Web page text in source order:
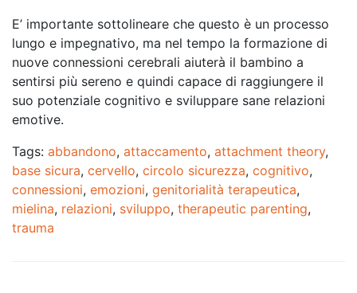
E’ importante sottolineare che questo è un processo
lungo e impegnativo, ma nel tempo la formazione di
nuove connessioni cerebrali aiuterà il bambino a
sentirsi più sereno e quindi capace di raggiungere il
suo potenziale cognitivo e sviluppare sane relazioni
emotive.
Tags: abbandono, attaccamento, attachment theory,
base sicura, cervello, circolo sicurezza, cognitivo,
connessioni, emozioni, genitorialità terapeutica,
mielina, relazioni, sviluppo, therapeutic parenting,
trauma